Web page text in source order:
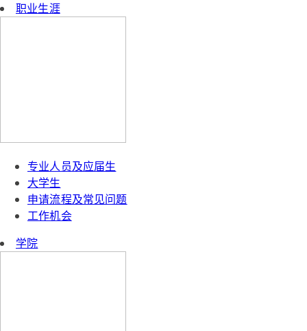
职业生涯
专业人员及应届生
大学生
申请流程及常见问题
工作机会
学院